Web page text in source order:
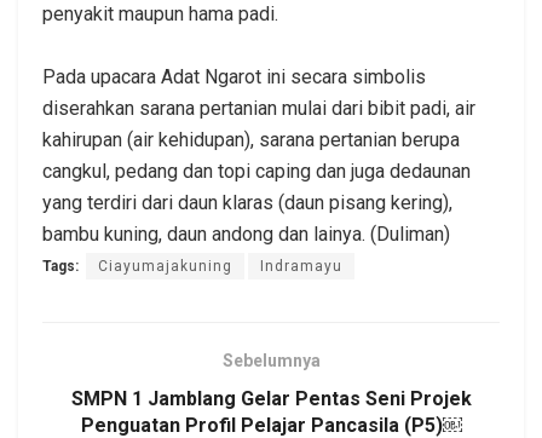
penyakit maupun hama padi.
Pada upacara Adat Ngarot ini secara simbolis
diserahkan sarana pertanian mulai dari bibit padi, air
kahirupan (air kehidupan), sarana pertanian berupa
cangkul, pedang dan topi caping dan juga dedaunan
yang terdiri dari daun klaras (daun pisang kering),
bambu kuning, daun andong dan lainya. (Duliman)
Tags: Ciayumajakuning Indramayu
Sebelumnya
SMPN 1 Jamblang Gelar Pentas Seni Projek
Penguatan Profil Pelajar Pancasila (P5)￼